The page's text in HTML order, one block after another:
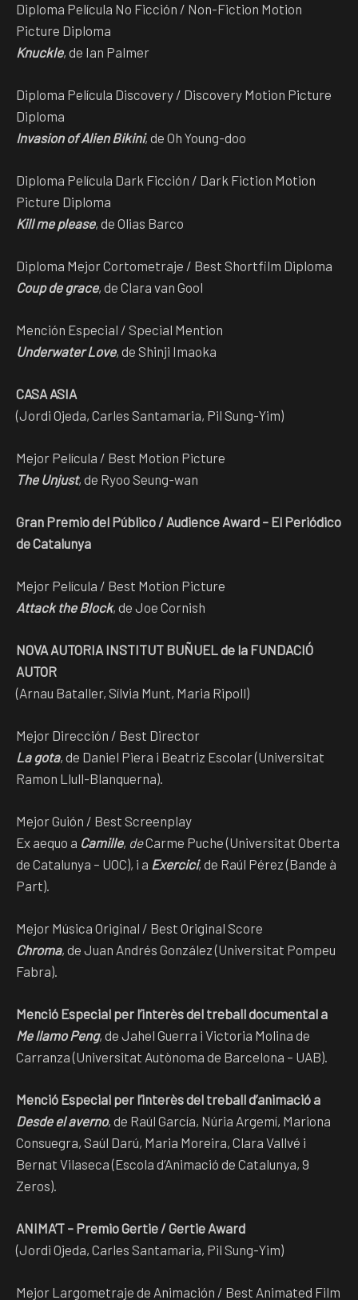
Diploma Película No Ficción / Non-Fiction Motion
Picture Diploma
Knuckle, de Ian Palmer
Diploma Película Discovery / Discovery Motion Picture
Diploma
Invasion of Alien Bikini, de Oh Young-doo
Diploma Película Dark Ficción / Dark Fiction Motion
Picture Diploma
Kill me please, de Olias Barco
Diploma Mejor Cortometraje / Best Shortfilm Diploma
Coup de grace, de Clara van Gool
Mención Especial / Special Mention
Underwater Love, de Shinji Imaoka
CASA ASIA
(Jordi Ojeda, Carles Santamaria, Pil Sung-Yim)
Mejor Película / Best Motion Picture
The Unjust, de Ryoo Seung-wan
Gran Premio del Público / Audience Award – El Periódico
de Catalunya
Mejor Película / Best Motion Picture
Attack the Block, de Joe Cornish
NOVA AUTORIA INSTITUT BUÑUEL de la FUNDACIÓ
AUTOR
(Arnau Bataller, Sílvia Munt, Maria Ripoll)
Mejor Dirección / Best Director
La gota, de Daniel Piera i Beatriz Escolar (Universitat
Ramon Llull-Blanquerna).
Mejor Guión / Best Screenplay
Ex aequo a Camille, deCarme Puche (Universitat Oberta
de Catalunya – UOC), i a Exercici, de Raúl Pérez (Bande à
Part).
Mejor Música Original / Best Original Score
Chroma, de Juan Andrés González (Universitat Pompeu
Fabra).
Menció Especial per l’interès del treball documental a
Me llamo Peng, de Jahel Guerra i Victoria Molina de
Carranza (Universitat Autònoma de Barcelona – UAB).
Menció Especial per l’interès del treball d’animació a
Desde el averno, de Raúl García, Núria Argemí, Mariona
Consuegra, Saúl Darú, Maria Moreira, Clara Vallvé i
Bernat Vilaseca (Escola d’Animació de Catalunya, 9
Zeros).
ANIMA’T – Premio Gertie / Gertie Award
(Jordi Ojeda, Carles Santamaria, Pil Sung-Yim)
Mejor Largometraje de Animación / Best Animated Film